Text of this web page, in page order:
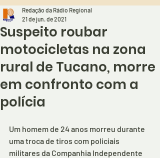
Suspeito roubar
motocicletas na zona
rural de Tucano, morre
em confronto com a
polícia
Redação da Rádio Regional
21 de jun. de 2021
Um homem de 24 anos morreu durante
uma troca de tiros com policiais
militares da Companhia Independente